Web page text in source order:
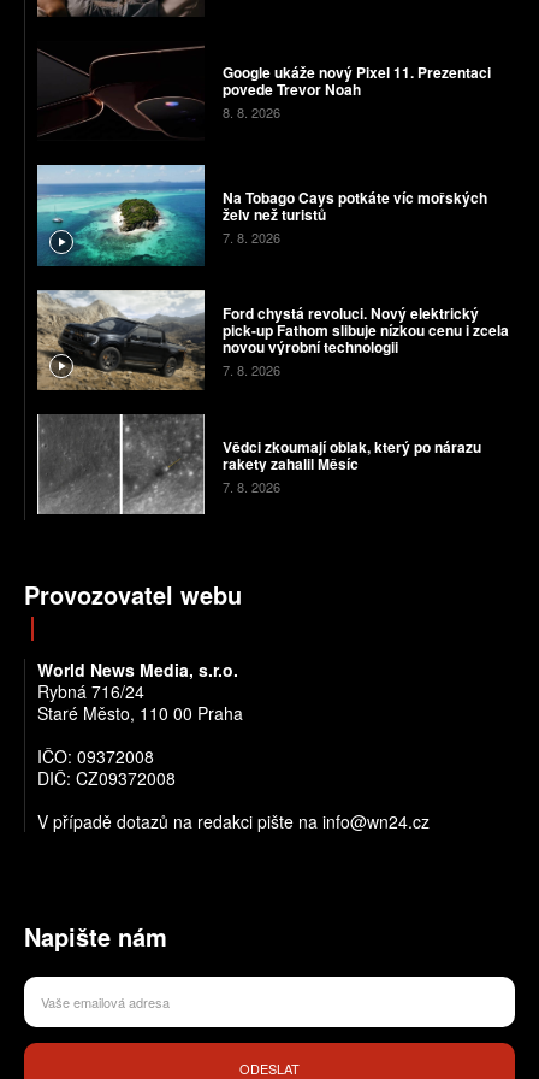
Google ukáže nový Pixel 11. Prezentaci
povede Trevor Noah
8. 8. 2026
Na Tobago Cays potkáte víc mořských
želv než turistů
7. 8. 2026
Ford chystá revoluci. Nový elektrický
pick-up Fathom slibuje nízkou cenu i zcela
novou výrobní technologii
7. 8. 2026
Vědci zkoumají oblak, který po nárazu
rakety zahalil Měsíc
7. 8. 2026
Provozovatel webu
World News Media, s.r.o.
Rybná 716/24
Staré Město, 110 00 Praha
IČO: 09372008
DIČ: CZ09372008
V případě dotazů na redakci pište na info@wn24.cz
Napište nám
ODESLAT